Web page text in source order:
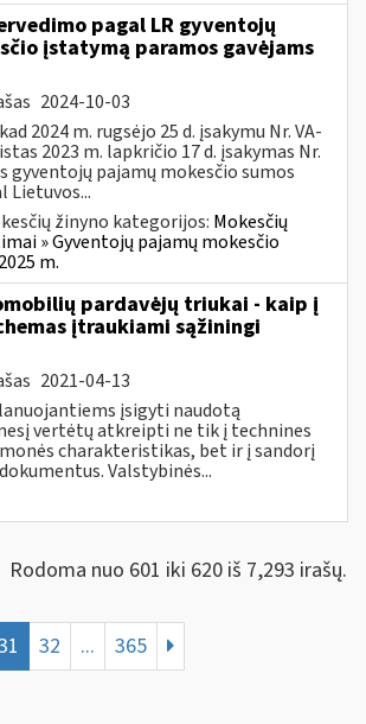
pagal LR gyventojų
įstatymą paramos gavėjams
2024-10-03
2024 m. rugsėjo 25 d. įsakymu Nr. VA-
2023 m. lapkričio 17 d. įsakymas Nr.
gyventojų pajamų mokesčio sumos
Lietuvos...
žinyno kategorijos: Mokesčių
» Gyventojų pajamų mokesčio
m.
pardavėjų triukai - kaip į
įtraukiami sąžiningi
2021-04-13
įsigyti naudotą
vertėtų atkreipti ne tik į technines
charakteristikas, bet ir į sandorį
Valstybinės...
Rodoma nuo 601 iki 620 iš 7,293 irašų.
32 ... 365